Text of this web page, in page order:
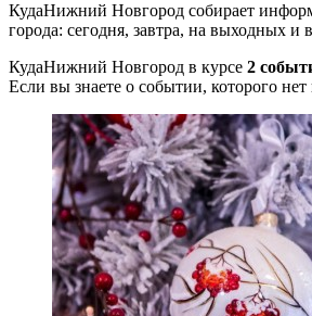
КудаНижний Новгород собирает
города: сегодня, завтра, на выходных
КудаНижний Новгород в курсе 2
Если вы знаете о событии, которого нет